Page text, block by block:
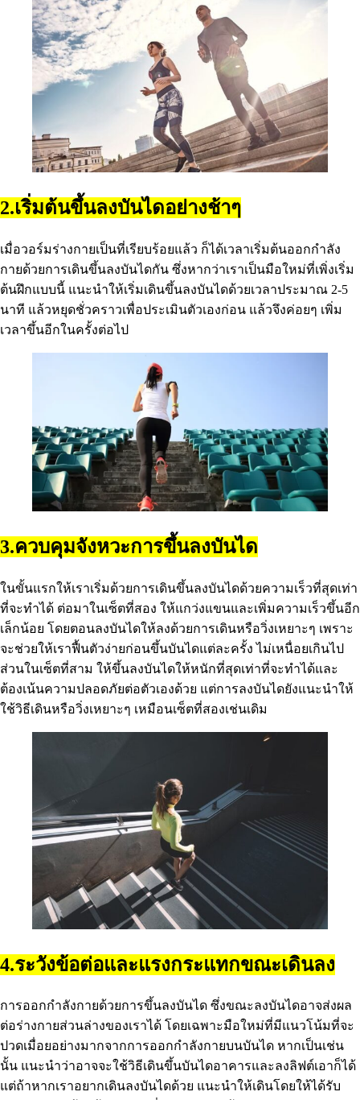
2.เริ่มต้นขึ้นลงบันไดอย่างช้าๆ
เมื่อวอร์มร่างกายเป็นที่เรียบร้อยแล้ว ก็ได้เวลาเริ่มต้นออกกำลัง
กายด้วยการเดินขึ้นลงบันไดกัน ซึ่งหากว่าเราเป็นมือใหม่ที่เพิ่งเริ่ม
ต้นฝึกแบบนี้ แนะนำให้เริ่มเดินขึ้นลงบันไดด้วยเวลาประมาณ 2-5
นาที แล้วหยุดชั่วคราวเพื่อประเมินตัวเองก่อน แล้วจึงค่อยๆ เพิ่ม
เวลาขึ้นอีกในครั้งต่อไป
3.ควบคุมจังหวะการขึ้นลงบันได
ในขั้นแรกให้เราเริ่มด้วยการเดินขึ้นลงบันไดด้วยความเร็วที่สุดเท่า
ที่จะทำได้ ต่อมาในเซ็ตที่สอง ให้แกว่งแขนและเพิ่มความเร็วขึ้นอีก
เล็กน้อย โดยตอนลงบันไดให้ลงด้วยการเดินหรือวิ่งเหยาะๆ เพราะ
จะช่วยให้เราฟื้นตัวง่ายก่อนขึ้นบันไดแต่ละครั้ง ไม่เหนื่อยเกินไป
ส่วนในเซ็ตที่สาม ให้ขึ้นลงบันไดให้หนักที่สุดเท่าที่จะทำได้และ
ต้องเน้นความปลอดภัยต่อตัวเองด้วย แต่การลงบันไดยังแนะนำให้
ใช้วิธีเดินหรือวิ่งเหยาะๆ เหมือนเซ็ตที่สองเช่นเดิม
4.ระวังข้อต่อและแรงกระแทกขณะเดินลง
การออกกำลังกายด้วยการขึ้นลงบันได ซึ่งขณะลงบันไดอาจส่งผล
ต่อร่างกายส่วนล่างของเราได้ โดยเฉพาะมือใหม่ที่มีแนวโน้มที่จะ
ปวดเมื่อยอย่างมากจากการออกกำลังกายบนบันได หากเป็นเช่น
นั้น แนะนำว่าอาจจะใช้วิธีเดินขึ้นบันไดอาคารและลงลิฟต์เอาก็ได้
แต่ถ้าหากเราอยากเดินลงบันไดด้วย แนะนำให้เดินโดยให้ได้รับ